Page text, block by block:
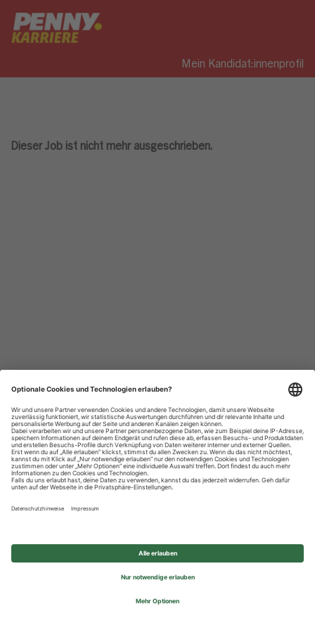
Mein Kandidat:innenprofil
Dieser Job ist nicht mehr ausgeschrieben.
Datenschutzhinweise
Impressum
Privatsphäre-Einstellungen
© 2026 REWE Group - All rights reserved